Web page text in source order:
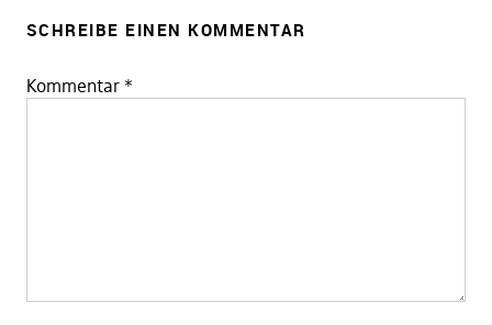
SCHREIBE EINEN KOMMENTAR
Kommentar *